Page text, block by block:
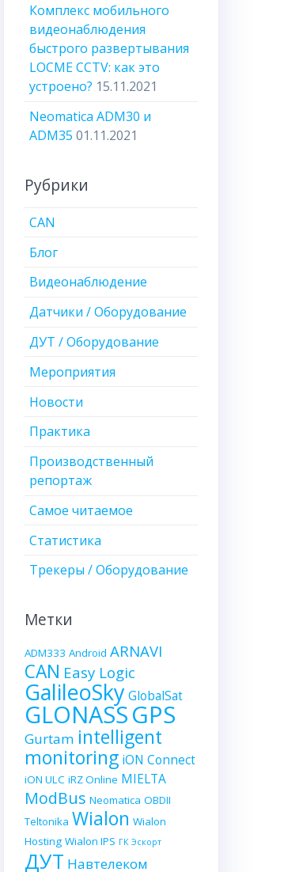
Комплекс мобильного
видеонаблюдения
быстрого развертывания
LOCME CCTV: как это
устроено? 15.11.2021
Neomatica ADM30 и
ADM35 01.11.2021
Рубрики
CAN
Блог
Видеонаблюдение
Датчики / Оборудование
ДУТ / Оборудование
Мероприятия
Новости
Практика
Производственный
репортаж
Самое читаемое
Статистика
Трекеры / Оборудование
Метки
ADM333 Android ARNAVI
CAN Easy Logic
GalileoSky GlobalSat
GLONASSGPS
Gurtam intelligent
monitoring iON Connect
iON ULC iRZ Online MIELTA
ModBus Neomatica OBDII
Teltonika Wialon Wialon
Hosting Wialon IPS ГК Эскорт
ДУТ Навтелеком